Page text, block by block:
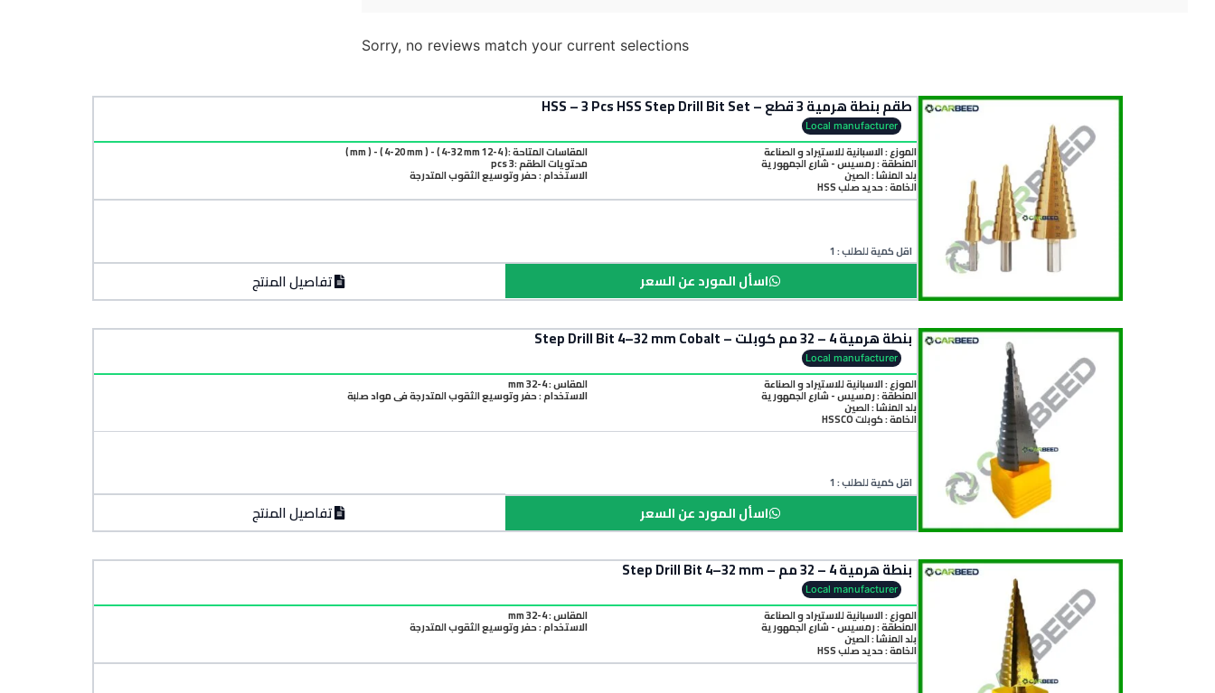
Sorry, no reviews match your current selections
طقم بنطة هرمية 3 قطع – HSS – 3 Pcs HSS Step Drill Bit Set
Local manufacturer
الموزع : الاسبانية للاستيراد و الصناعة
المنطقة :رمسيس - شارع الجمهورية
بلد المنشأ :الصين
الخامة :حديد صلب HSS
المقاسات المتاحة :( 4-12 mm ) - ( 4-20 mm ) - ( 4-32 mm )
محتويات الطقم :3 pcs
الاستخدام : حفر وتوسيع الثقوب المتدرجة
اقل كمية للطلب : 1
تفاصيل المنتج اسأل المورد عن السعر
بنطة هرمية 4 – 32 مم كوبلت – Step Drill Bit 4–32 mm Cobalt
Local manufacturer
الموزع : الاسبانية للاستيراد و الصناعة
المنطقة :رمسيس - شارع الجمهورية
بلد المنشأ :الصين
الخامة :كوبلت HSSCO
المقاس : 4-32 mm
الاستخدام : حفر وتوسيع الثقوب المتدرجة في مواد صلبة
اقل كمية للطلب : 1
تفاصيل المنتج اسأل المورد عن السعر
بنطة هرمية 4 – 32 مم – Step Drill Bit 4–32 mm
Local manufacturer
الموزع : الاسبانية للاستيراد و الصناعة
المنطقة :رمسيس - شارع الجمهورية
بلد المنشأ :الصين
الخامة :حديد صلب HSS
المقاس : 4-32 mm
الاستخدام : حفر وتوسيع الثقوب المتدرجة